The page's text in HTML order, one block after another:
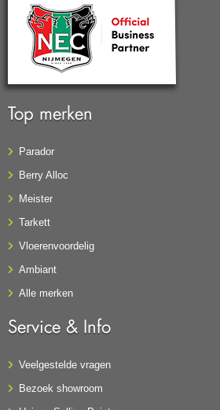
Top merken
Parador
Berry Alloc
Meister
Tarkett
Vloerenvoordelig
Ambiant
Alle merken
Service & Info
Veelgestelde vragen
Bezoek showroom